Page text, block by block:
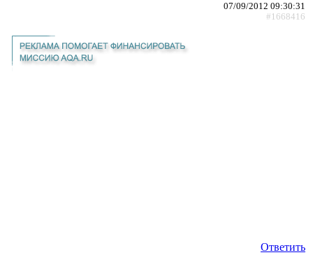
07/09/2012 09:30:31
#1668416
Ответить